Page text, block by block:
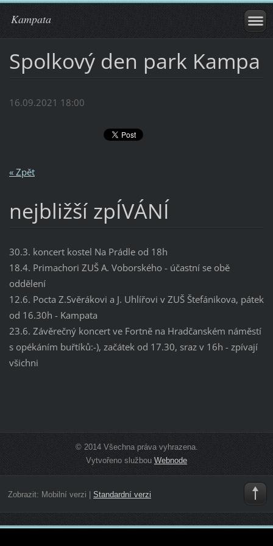
Kampata
Spolkový den park Kampa
16.09.2021 18:00
« Zpět
nejbližší zpÍVÁNÍ
30.3. koncert kostel Na Prádle od 18h
18.4. Primachori ZUŠ A. Voborského - účastní se obě
oddělení
12.6. Pocta Z.Svěrákovi a J. Uhlířovi v ZUŠ Štefánikova, pátek
od 16.30h - Kampata
23.6. Závěrečný koncert ve Fortně na Hradčanském náměstí
s opékáním buřtíků:-), začátek od 17.30, sraz v 16h - zpívají
všichni
© 2014 Všechna práva vyhrazena.
Vytvořeno službou Webnode
Zobrazit: Mobilní verzi | Standardní verzi